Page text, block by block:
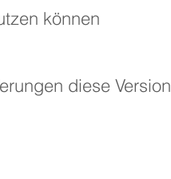
können
diese Version